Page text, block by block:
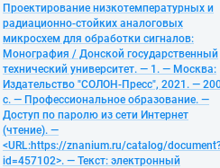
Проектирование низкотемпературных и
радиационно-стойких аналоговых
микросхем для обработки сигналов:
Монография / Донской государственный
технический университет. — 1. — Москва:
Издательство "СОЛОН-Пресс", 2021. —
с. — Профессиональное образование. —
Доступ по паролю из сети Интернет
(чтение). —
<URL:https://znanium.ru/catalog/
id=457102>. — Текст: электронный